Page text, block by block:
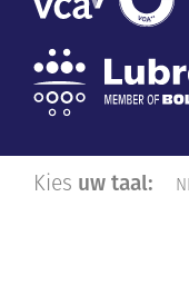
Kies uw taal: